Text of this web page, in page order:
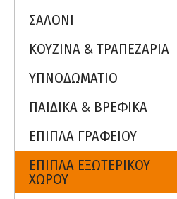
ΣΑΛΟΝΙ
ΚΟΥΖΙΝΑ & ΤΡΑΠΕΖΑΡΙΑ
ΥΠΝΟΔΩΜΑΤΙΟ
ΠΑΙΔΙΚΑ & ΒΡΕΦΙΚΑ
ΕΠΙΠΛΑ ΓΡΑΦΕΙΟΥ
ΕΠΙΠΛΑ ΕΞΩΤΕΡΙΚΟΥ
ΧΩΡΟΥ